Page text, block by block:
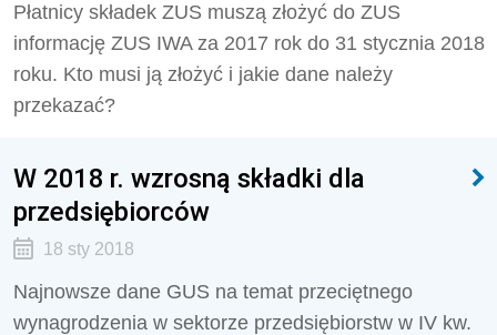
Płatnicy składek ZUS muszą złożyć do ZUS
informację ZUS IWA za 2017 rok do 31 stycznia 2018
roku. Kto musi ją złożyć i jakie dane należy
przekazać?
W 2018 r. wzrosną składki dla
przedsiębiorców
18 sty 2018
Najnowsze dane GUS na temat przeciętnego
wynagrodzenia w sektorze przedsiębiorstw w IV kw.